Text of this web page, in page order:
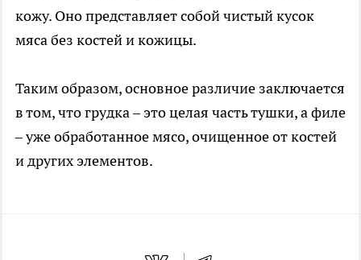
кожу. Оно представляет собой чистый кусок
мяса без костей и кожицы.
Таким образом, основное различие заключается
в том, что грудка – это целая часть тушки, а филе
– уже обработанное мясо, очищенное от костей
и других элементов.